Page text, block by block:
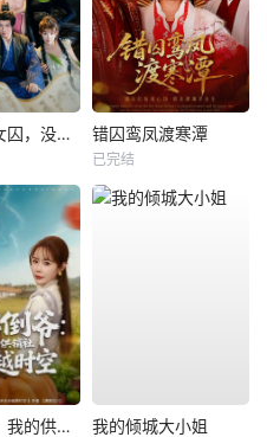
让你代管女囚，没让你称帝啊 错囚鸾凤渡寒潭
已完结
八零倒爷：我的供销社能跨时空 我的倾城大小姐